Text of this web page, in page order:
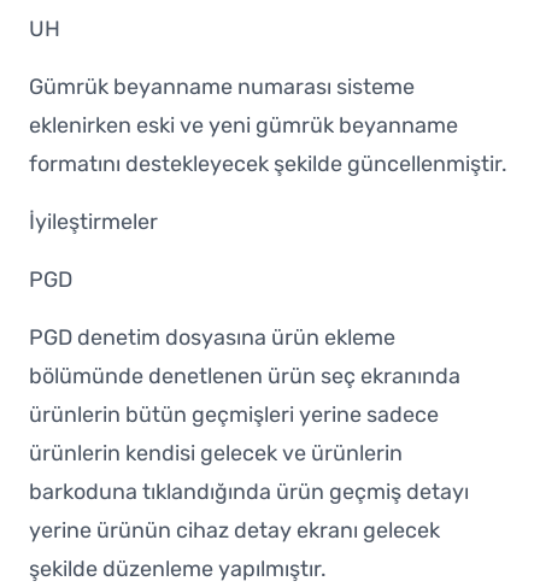
UH
Gümrük beyanname numarası sisteme
eklenirken eski ve yeni gümrük beyanname
formatını destekleyecek şekilde güncellenmiştir.
İyileştirmeler
PGD
PGD denetim dosyasına ürün ekleme
bölümünde denetlenen ürün seç ekranında
ürünlerin bütün geçmişleri yerine sadece
ürünlerin kendisi gelecek ve ürünlerin
barkoduna tıklandığında ürün geçmiş detayı
yerine ürünün cihaz detay ekranı gelecek
şekilde düzenleme yapılmıştır.